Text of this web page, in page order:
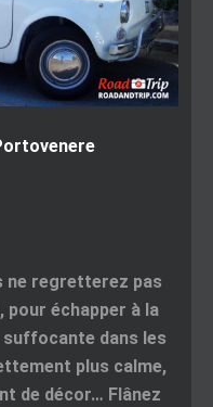
ne regretterez pas
échapper à la
dans les
plus calme,
de décor… Flânez